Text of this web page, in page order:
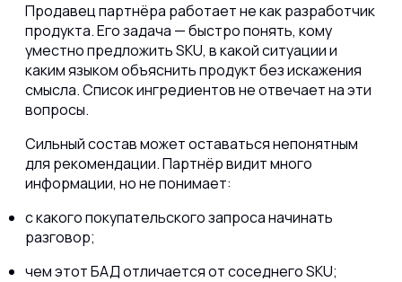
Продавец партнёра работает не как разработчик
продукта. Его задача — быстро понять, кому
уместно предложить SKU, в какой ситуации и
каким языком объяснить продукт без искажения
смысла. Список ингредиентов не отвечает на эти
вопросы.
Сильный состав может оставаться непонятным
для рекомендации. Партнёр видит много
информации, но не понимает:
с какого покупательского запроса начинать
разговор;
чем этот БАД отличается от соседнего SKU;